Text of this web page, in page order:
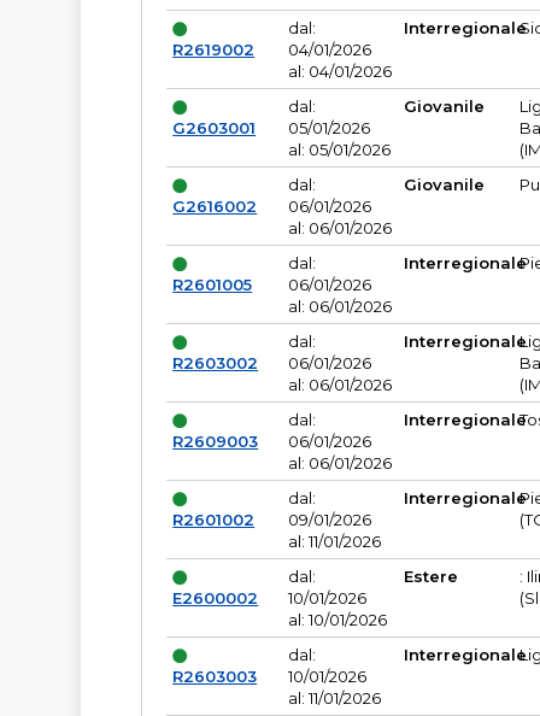
R2619002
dal:
04/01/2026
al: 04/01/2026
Interregionale
G2603001
dal:
05/01/2026
al: 05/01/2026
Giovanile
G2616002
dal:
06/01/2026
al: 06/01/2026
Giovanile
R2601005
dal:
06/01/2026
al: 06/01/2026
Interregionale
R2603002
dal:
06/01/2026
al: 06/01/2026
Interregionale
R2609003
dal:
06/01/2026
al: 06/01/2026
Interregionale
R2601002
dal:
09/01/2026
al: 11/01/2026
Interregionale
E2600002
dal:
10/01/2026
al: 10/01/2026
Estere
:
R2603003
dal:
10/01/2026
al: 11/01/2026
Interregionale